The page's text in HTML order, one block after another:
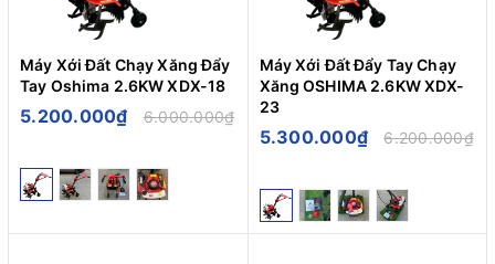
Máy Xới Đất Chạy Xăng Đẩy
Tay Oshima 2.6KW XDX-18
5.200.000₫ 6.000.000₫
Máy Xới Đất Đẩy Tay Chạy
Xăng OSHIMA 2.6KW XDX-
23
5.300.000₫ 6.200.000₫